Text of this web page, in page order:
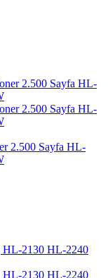
2.500 Sayfa HL-